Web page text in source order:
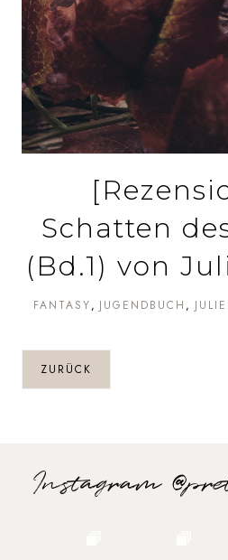
Schatten
(Bd.1) von
FANTASY JUGENDBUCH
ZURÜCK
Instagram